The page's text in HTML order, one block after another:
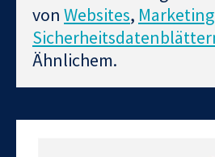
von Websites,
Ähnlichem.